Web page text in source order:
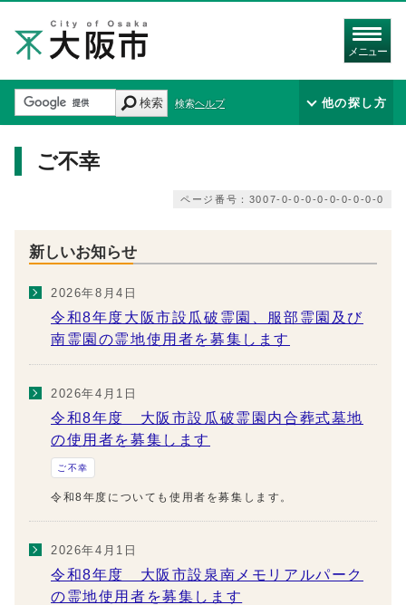
メニュー
検索 検索ヘルプ 他の探し方
ご不幸
ページ番号：3007-0-0-0-0-0-0-0-0-0
新しいお知らせ
2026年8月4日
令和8年度大阪市設瓜破霊園、服部霊園及び
南霊園の霊地使用者を募集します
2026年4月1日
令和8年度 大阪市設瓜破霊園内合葬式墓地
の使用者を募集します
ご不幸
令和8年度についても使用者を募集します。
2026年4月1日
令和8年度 大阪市設泉南メモリアルパーク
の霊地使用者を募集します